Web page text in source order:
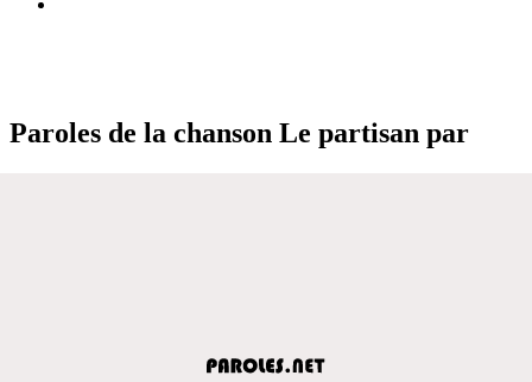
Paroles de la chanson Le partisan par